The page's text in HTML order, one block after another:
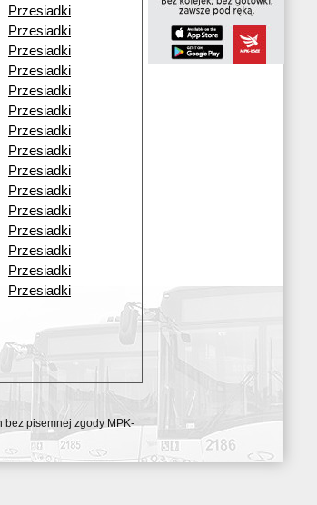
Przesiadki
Przesiadki
Przesiadki
Przesiadki
Przesiadki
Przesiadki
Przesiadki
Przesiadki
Przesiadki
Przesiadki
Przesiadki
Przesiadki
Przesiadki
Przesiadki
Przesiadki
bez pisemnej zgody MPK-